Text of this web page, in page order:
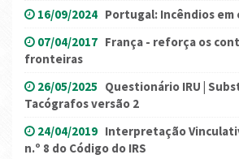
16/09/2024 Portugal: Incêndios em
07/04/2017 França - reforça os
fronteiras
26/05/2025 Questionário IRU |
Tacógrafos versão 2
24/04/2019 Interpretação
n.º 8 do Código do IRS